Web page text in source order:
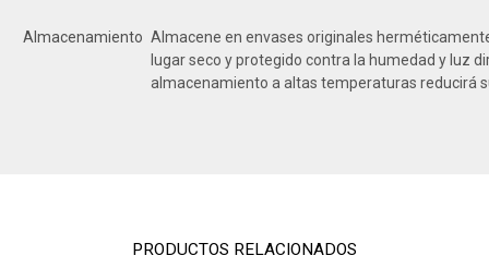
Almacenamiento Almacene en envases originales
lugar seco y protegido contra la humedad y luz
almacenamiento a altas temperaturas reducirá
PRODUCTOS RELACIONADOS